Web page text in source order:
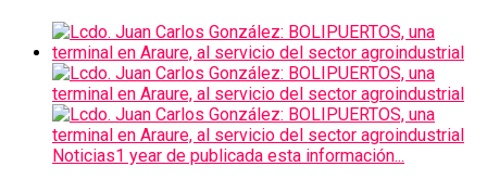
Noticias1 year de publicada esta información...